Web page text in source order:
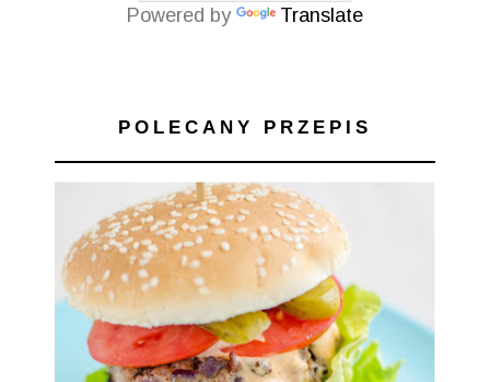
Powered by Translate
POLECANY PRZEPIS